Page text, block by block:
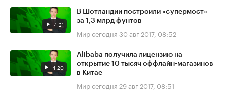
4:21
В Шотландии построили «супермост»
за 1,3 млрд фунтов
Мир сегодня 30 авг 2017, 08:52
4:20
Alibaba получила лицензию на
открытие 10 тысяч оффлайн-магазинов
в Китае
Мир сегодня 29 авг 2017, 08:51